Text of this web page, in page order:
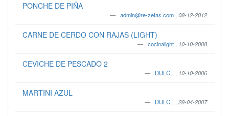
PONCHE DE PIÑA
admin@re-zetas.com 08-12-2012
CARNE DE CERDO CON RAJAS (LIGHT)
cocinalight 10-10-2008
CEVICHE DE PESCADO 2
DULCE 10-10-2006
MARTINI AZUL
DULCE 28-04-2007